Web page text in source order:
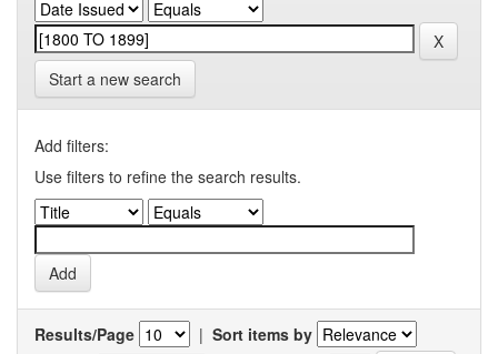
Start a new search
Add filters:
Use filters to refine the search results.
Results/Page | Sort items by